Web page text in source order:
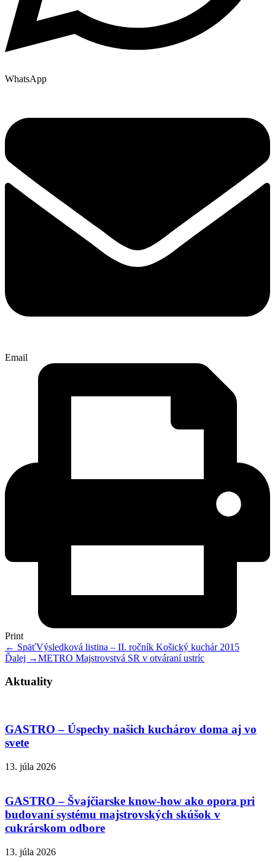
WhatsApp
Email
Print
← SpäťVýsledková listina – II. ročník Košický kuchár 2015
Ďalej →METRO Majstrovstvá SR v otváraní ustríc
Aktuality
GASTRO – Úspechy našich kuchárov doma aj vo
svete
13. júla 2026
GASTRO – Švajčiarske know-how ako opora pri
budovaní systému majstrovských skúšok v
cukrárskom odbore
13. júla 2026